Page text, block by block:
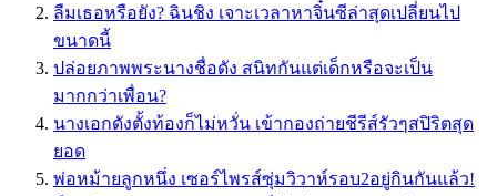
ลืมเธอหรือยัง? ฉินชิง เจาะเวลาหาจิ๋นซีล่าสุดเปลี่ยนไป
ขนาดนี้
ปล่อยภาพพระนางชื่อดัง สนิทกันแต่เด็กหรือจะเป็น
มากกว่าเพื่อน?
นางเอกดังตั้งท้องก็ไม่หวั่น เข้ากองถ่ายชีรีส์รัวๆสปิริตสุด
ยอด
พ่อหม้ายลูกหนึ่ง เซอร์ไพรส์ซุ่มวิวาห์รอบ2อยู่กินกันแล้ว!